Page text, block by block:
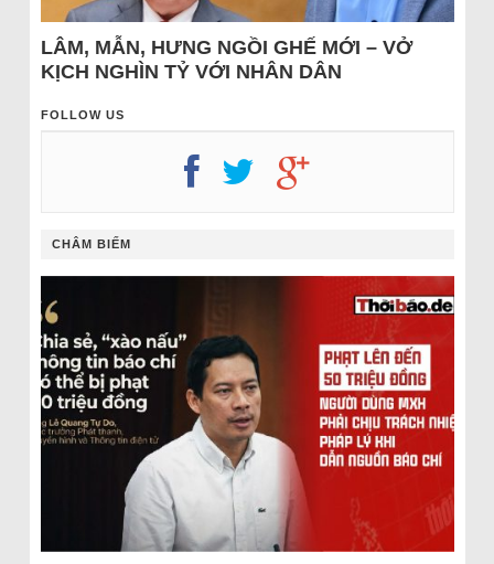
LÂM, MẪN, HƯNG NGỒI GHẾ MỚI – VỞ
KỊCH NGHÌN TỶ VỚI NHÂN DÂN
FOLLOW US
CHÂM BIẾM